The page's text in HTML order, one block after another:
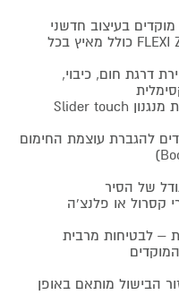
בשיטת האינדוקציה בעלות 4 מוקדים בעיצוב חדשני
הניתנים לשימוש כשתי יחידות FLEXI ZONE כולל מאיץ בכל
דרגת חום, כיבוי,
14 עוצמות חימום – שליטה באמצעות מנגנון Slider touch
של הסיר
קסרול או פלנצ'ה
– לבטיחות מרבית
הבישול מותאם באופן